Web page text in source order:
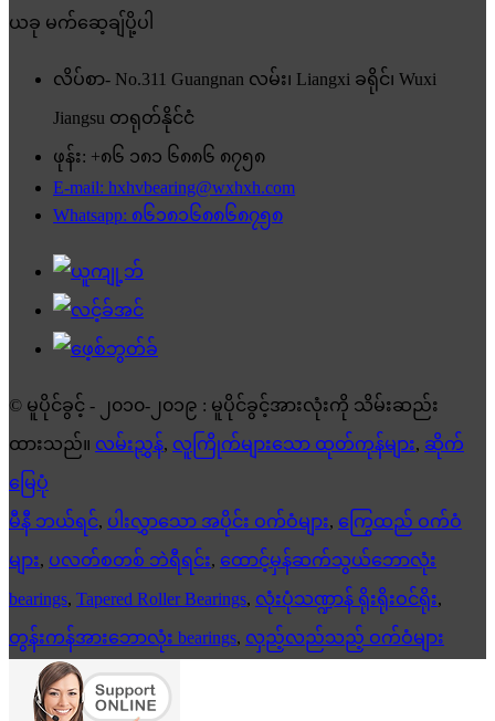
ယခု မက်ဆေ့ချ်ပို့ပါ
လိပ်စာ- No.311 Guangnan လမ်း၊ Liangxi ခရိုင်၊ Wuxi
Jiangsu တရုတ်နိုင်ငံ
ဖုန်း: +၈၆ ၁၈၁ ၆၈၈၆ ၈၇၅၈
E-mail: hxhvbearing@wxhxh.com
Whatsapp: ၈၆၁၈၁၆၈၈၆၈၇၅၈
© မူပိုင်ခွင့် - ၂၀၁၀-၂၀၁၉ : မူပိုင်ခွင့်အားလုံးကို သိမ်းဆည်း
ထားသည်။ လမ်းညွှန်, လူကြိုက်များသော ထုတ်ကုန်များ, ဆိုက်
မြေပုံ
မီနီ ဘယ်ရင်, ပါးလွှာသော အပိုင်း ဝက်ဝံများ, ကြွေထည် ဝက်ဝံ
များ, ပလတ်စတစ် ဘဲရီရင်း, ထောင့်မှန်ဆက်သွယ်ဘောလုံး
bearings, Tapered Roller Bearings, လုံးပုံသဏ္ဍာန် ရိုးရိုးဝင်ရိုး,
တွန်းကန်အားဘောလုံး bearings, လှည့်လည်သည့် ဝက်ဝံများ